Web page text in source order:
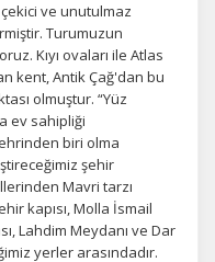
ve unutulmaz
Turumuzun
Kıyı ovaları ile Atlas
kent, Antik Çağ'dan bu
olmuştur. “Yüz
ev sahipliği
biri olma
şehir
Mavri tarzı
kapısı, Molla İsmail
Lahdim Meydanı ve Dar
yerler arasındadır.